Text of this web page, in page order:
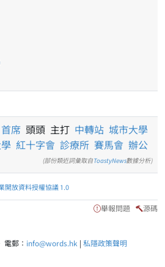
首席 頭頭 主打 中轉站 城市大學
紅十字會 診療所 賽馬會 辦公
(部份類近詞彙取自ToastyNews數據分析)
開放資料授權協議 1.0
舉報問題 源碼
郵： info@words.hk | 私隱政策聲明